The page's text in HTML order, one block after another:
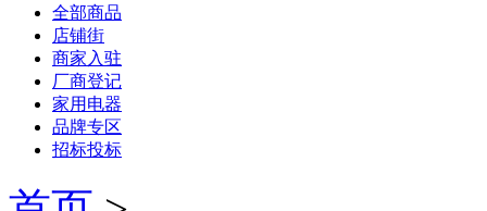
全部商品
店铺街
商家入驻
厂商登记
家用电器
品牌专区
招标投标